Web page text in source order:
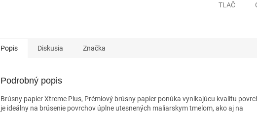
TLAČ
Popis Diskusia Značka
Podrobný popis
Brúsny papier Xtreme Plus, Prémiový brúsny papier ponúka vynikajúcu kvalitu
je ideálny na brúsenie povrchov úplne utesnených maliarskym tmelom, ako aj na